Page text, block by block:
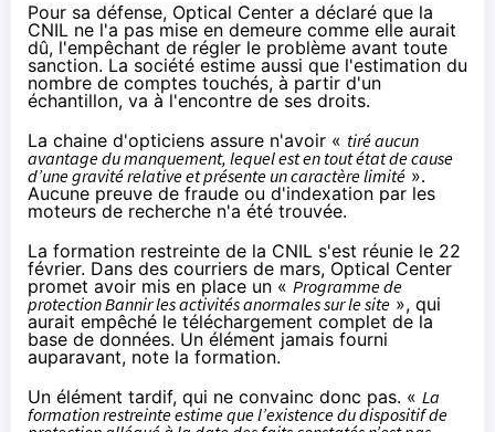
Pour sa défense, Optical Center a déclaré que la
CNIL ne l'a pas mise en demeure comme elle aurait
dû, l'empêchant de régler le problème avant toute
sanction. La société estime aussi que l'estimation du
nombre de comptes touchés, à partir d'un
échantillon, va à l'encontre de ses droits.
La chaine d'opticiens assure n'avoir « tiré aucun
avantage du manquement, lequel est en tout état de cause
d’une gravité relative et présente un caractère limité ».
Aucune preuve de fraude ou d'indexation par les
moteurs de recherche n'a été trouvée.
La formation restreinte de la CNIL s'est réunie le 22
février. Dans des courriers de mars, Optical Center
promet avoir mis en place un « Programme de
protection Bannir les activités anormales sur le site », qui
aurait empêché le téléchargement complet de la
base de données. Un élément jamais fourni
auparavant, note la formation.
Un élément tardif, qui ne convainc donc pas. « La
formation restreinte estime que l’existence du dispositif de